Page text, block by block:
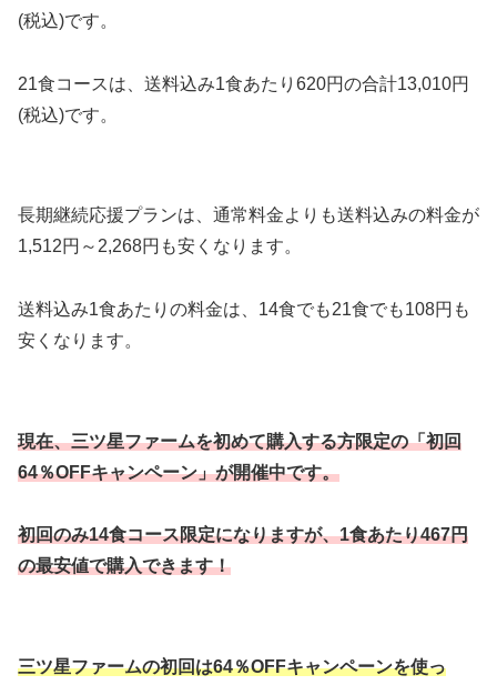
(税込)です。
21食コースは、送料込み1食あたり620円の合計13,010円
(税込)です。
長期継続応援プランは、通常料金よりも送料込みの料金が
1,512円～2,268円も安くなります。
送料込み1食あたりの料金は、14食でも21食でも108円も
安くなります。
現在、三ツ星ファームを初めて購入する方限定の「初回
64％OFFキャンペーン」が開催中です。
初回のみ14食コース限定になりますが、1食あたり467円
の最安値で購入できます！
三ツ星ファームの初回は64％OFFキャンペーンを使っ